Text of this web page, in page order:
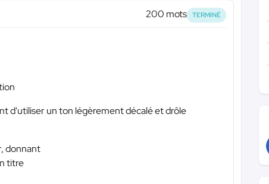
200 mots TERMINÉ
d'utiliser un ton légèrement décalé et drôle
donnant
titre